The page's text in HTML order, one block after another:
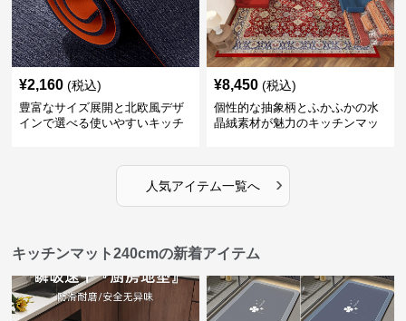
¥2,160 (税込)
豊富なサイズ展開と北欧風デザ
インで選べる使いやすいキッチ
¥8,450 (税込)
個性的な抽象柄とふかふかの水
晶絨素材が魅力のキッチンマッ
人気アイテム一覧へ ›
キッチンマット240cmの新着アイテム